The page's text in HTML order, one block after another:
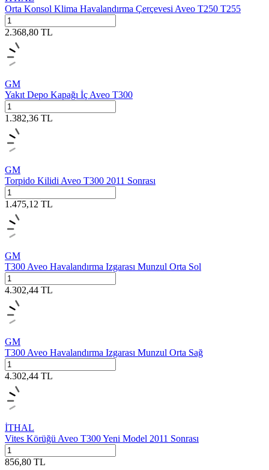
Orta Konsol Klima Havalandırma Çerçevesi Aveo T250 T255
2.368,80 TL
GM
Yakıt Depo Kapağı İç Aveo T300
1.382,36 TL
GM
Torpido Kilidi Aveo T300 2011 Sonrası
1.475,12 TL
GM
T300 Aveo Havalandırma Izgarası Munzul Orta Sol
4.302,44 TL
GM
T300 Aveo Havalandırma Izgarası Munzul Orta Sağ
4.302,44 TL
İTHAL
Vites Körüğü Aveo T300 Yeni Model 2011 Sonrası
856,80 TL